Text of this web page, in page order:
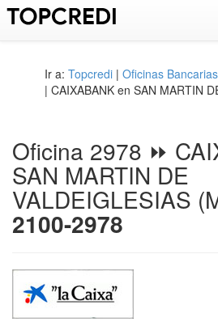
Ir a: Topcredi | Oficinas Bancarias
| CAIXABANK en SAN MARTIN
Oficina 2978 ⏩
SAN MARTIN DE
VALDEIGLESIAS
2100-2978